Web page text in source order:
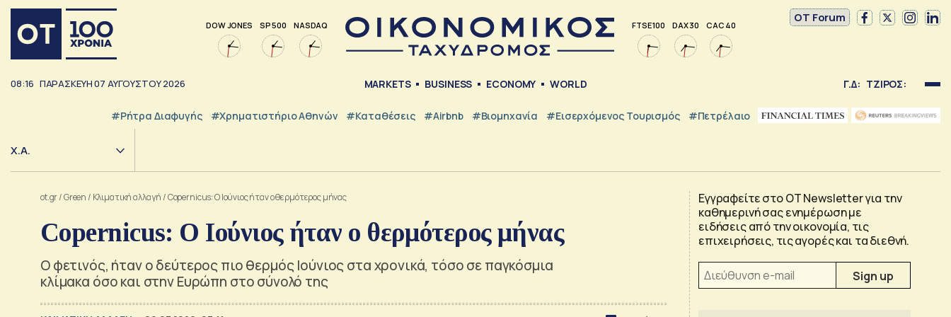
DOW JONES SP 500 NASDAQ FTSE 100 DAX 30 CAC 40
OT Forum
08:16 ΠΑΡΑΣΚΕΥΗ07 ΑΥΓΟΥΣΤΟΥ2026 MARKETS BUSINESS ECONOMY WORLD Γ.Δ: ΤΖΙΡΟΣ:
#ρήτρα Διαφυγής #Χρηματιστήριο Αθηνών #Καταθέσεις #Airbnb #Βιομηχανία #εισερχόμενος Τουρισμός #Πετρέλαιο
Χ.Α.
ot.gr/Green / Κλιματική αλλαγή /Copernicus: Ο Ιούνιος ήταν ο θερμότερος μήνας
Copernicus: Ο Ιούνιος ήταν ο θερμότερος μήνας
Ο φετινός, ήταν ο δεύτερος πιο θερμός Ιούνιος στα χρονικά, τόσο σε παγκόσμια
κλίμακα όσο και στην Ευρώπη στο σύνολό της
Εγγραφείτε στο OT Newsletter για την
καθημερινή σας ενημέρωση με
ειδήσεις από την οικονομία, τις
επιχειρήσεις, τις αγορές και τα διεθνή.